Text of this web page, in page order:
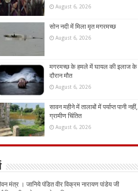
August 6, 2026
सोन नदी में मिला मृत मगरमच्छ
August 6, 2026
मगरमच्छ के हमले में घायल की इलाज के
दौरान मौत
August 6, 2026
सावन महीने में तालाबों में पर्याप्त पानी नहीं,
ग्रामीण चिंतित
August 6, 2026
मंत्र । जानिये पंडित वीर विक्रम नारायण पांडेय जी